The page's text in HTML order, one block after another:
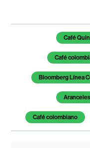
Temas de este
Café
Café
Bloomberg Línea
Café colombiano